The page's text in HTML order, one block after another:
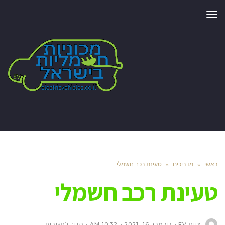
תפריט
ראשי » מדריכים » טעינת רכב חשמלי
טעינת רכב חשמלי